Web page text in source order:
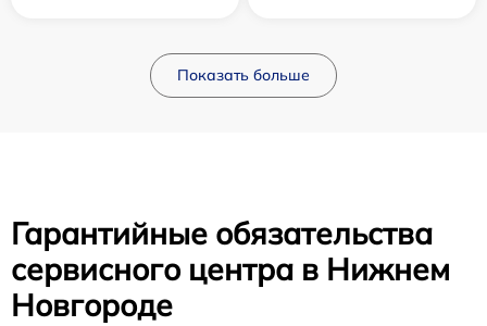
Показать больше
Гарантийные обязательства
сервисного центра в Нижнем
Новгороде